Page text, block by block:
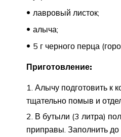
лавровый листок;
алыча;
5 г черного перца
Приготовление:
Алычу подготовить к
тщательно помыв и
В бутыли (3 литра)
приправы. Заполнить до